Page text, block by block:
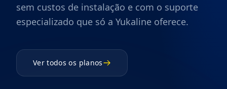
sem custos de instalação e com o suporte
especializado que só a Yukaline oferece.
Ver todos os planos